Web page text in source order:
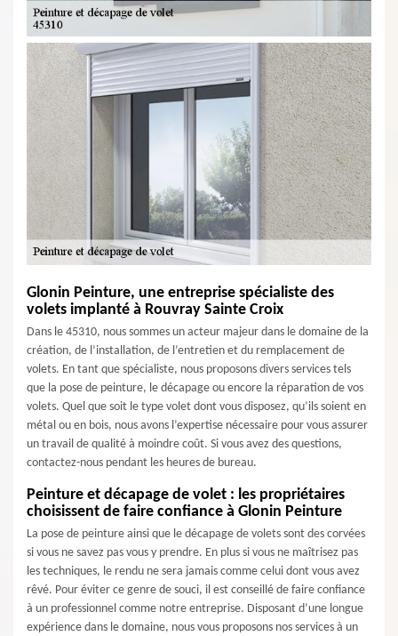
Glonin Peinture, une entreprise spécialiste des
volets implanté à Rouvray Sainte Croix
Dans le 45310, nous sommes un acteur majeur dans le domaine de la
création, de l’installation, de l’entretien et du remplacement de
volets. En tant que spécialiste, nous proposons divers services tels
que la pose de peinture, le décapage ou encore la réparation de vos
volets. Quel que soit le type volet dont vous disposez, qu’ils soient en
métal ou en bois, nous avons l’expertise nécessaire pour vous assurer
un travail de qualité à moindre coût. Si vous avez des questions,
contactez-nous pendant les heures de bureau.
Peinture et décapage de volet : les propriétaires
choisissent de faire confiance à Glonin Peinture
La pose de peinture ainsi que le décapage de volets sont des corvées
si vous ne savez pas vous y prendre. En plus si vous ne maîtrisez pas
les techniques, le rendu ne sera jamais comme celui dont vous avez
rêvé. Pour éviter ce genre de souci, il est conseillé de faire confiance
à un professionnel comme notre entreprise. Disposant d’une longue
expérience dans le domaine, nous vous proposons nos services à un